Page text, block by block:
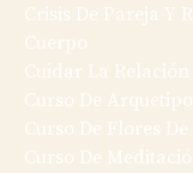
Crisis De Pareja Y
Cuerpo
Cuidar La Relación
Curso De
Curso De Flores
Curso De